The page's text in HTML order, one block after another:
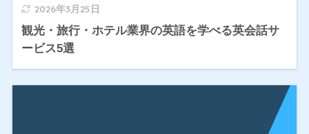
2026年3月25日
観光・旅行・ホテル業界の英語を学べる英会話サ
ービス5選